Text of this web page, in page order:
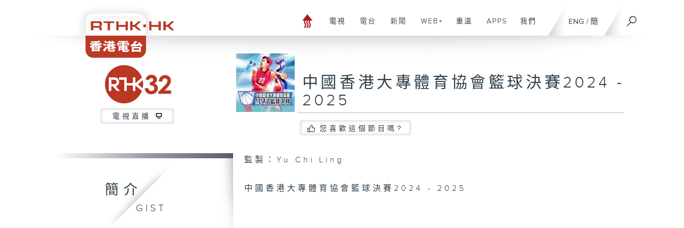
ENG / 簡
電視 電台 新聞 WEB+ 重溫 APPS 我們
電視直播
中國香港大專體育協會籃球決賽2024 -
2025
您喜歡這個節目嗎?
簡介
GIST
監製：Yu Chi Ling
中國香港大專體育協會籃球決賽2024 - 2025